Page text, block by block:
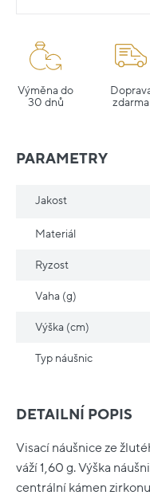
Výměna do
30 dnů
zdarma
DETAILNÍ POPIS
Visací náušnice ze
váží 1,60 g. Výška
centrální kámen
PARAMETRY
Jakost
Materiál
Ryzost
Vaha (g)
Výška (cm)
Typ náušnic